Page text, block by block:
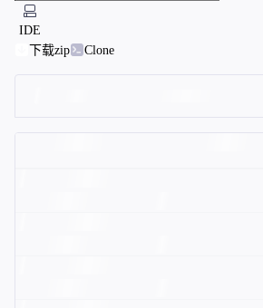
IDE
下载zip
Clone